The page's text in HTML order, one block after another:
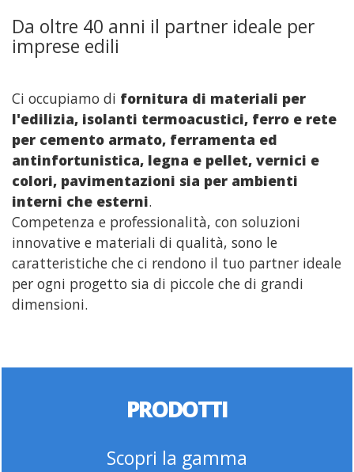
Contatti
Da oltre 40 anni il partner ideale per
imprese edili
Ci occupiamo di fornitura di materiali per
l'edilizia, isolanti termoacustici, ferro e rete
per cemento armato, ferramenta ed
antinfortunistica, legna e pellet, vernici e
colori, pavimentazioni sia per ambienti
interni che esterni.
Competenza e professionalità, con soluzioni
innovative e materiali di qualità, sono le
caratteristiche che ci rendono il tuo partner ideale
per ogni progetto sia di piccole che di grandi
dimensioni.
PRODOTTI
Scopri la gamma